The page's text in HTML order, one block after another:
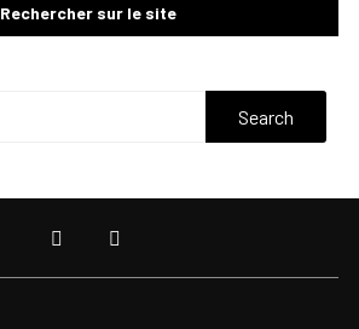
Rechercher sur le site